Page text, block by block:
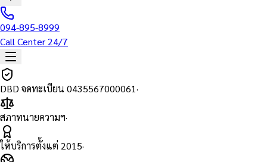
094-895-8999
Call Center 24/7
DBD จดทะเบียน 0435567000061·
สภาทนายความฯ·
ให้บริการตั้งแต่ 2015·